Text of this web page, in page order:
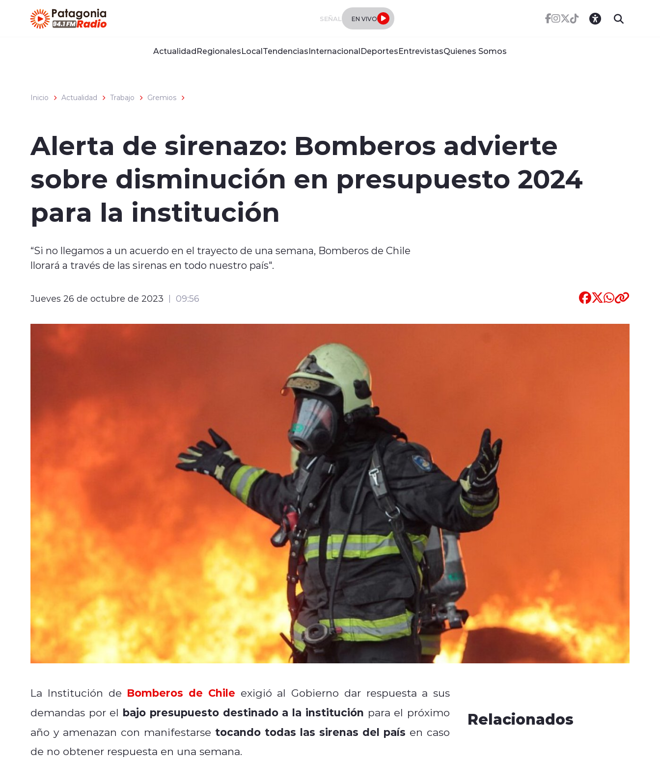
SEÑAL EN VIVO
ActualidadRegionalesLocalTendenciasInternacionalDeportesEntrevistasQuienes Somos
Inicio Actualidad Trabajo Gremios
Alerta de sirenazo: Bomberos advierte
sobre disminución en presupuesto 2024
para la institución
“Si no llegamos a un acuerdo en el trayecto de una semana, Bomberos de Chile
llorará a través de las sirenas en todo nuestro país".
Jueves 26 de octubre de 2023 09:56
La Institución de Bomberos de Chile exigió al Gobierno dar respuesta a sus
demandas por el bajo presupuesto destinado a la institución para el próximo
año y amenazan con manifestarse tocando todas las sirenas del país en caso
de no obtener respuesta en una semana.
Relacionados